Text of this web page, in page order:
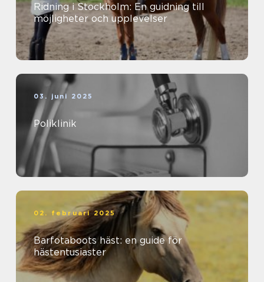
Ridning i Stockholm: En guidning till
möjligheter och upplevelser
03. juni 2025
Poliklinik
02. februari 2025
Barfotaboots häst: en guide för
hästentusiaster